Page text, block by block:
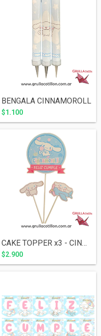
BENGALA CINNAMOROLL
$1.100
CAKE TOPPER x3 - CINNAMOROLL
$2.900